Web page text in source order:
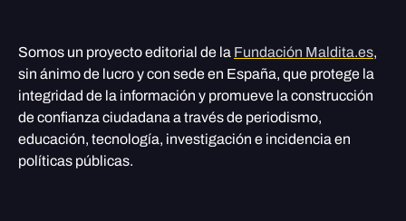
Somos un proyecto editorial de la Fundación Maldita.es,
sin ánimo de lucro y con sede en España, que protege la
integridad de la información y promueve la construcción
de confianza ciudadana a través de periodismo,
educación, tecnología, investigación e incidencia en
políticas públicas.